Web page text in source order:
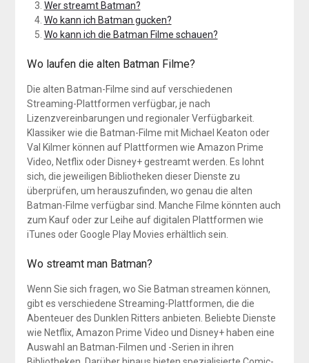
Wer streamt Batman?
Wo kann ich Batman gucken?
Wo kann ich die Batman Filme schauen?
Wo laufen die alten Batman Filme?
Die alten Batman-Filme sind auf verschiedenen
Streaming-Plattformen verfügbar, je nach
Lizenzvereinbarungen und regionaler Verfügbarkeit.
Klassiker wie die Batman-Filme mit Michael Keaton oder
Val Kilmer können auf Plattformen wie Amazon Prime
Video, Netflix oder Disney+ gestreamt werden. Es lohnt
sich, die jeweiligen Bibliotheken dieser Dienste zu
überprüfen, um herauszufinden, wo genau die alten
Batman-Filme verfügbar sind. Manche Filme könnten auch
zum Kauf oder zur Leihe auf digitalen Plattformen wie
iTunes oder Google Play Movies erhältlich sein.
Wo streamt man Batman?
Wenn Sie sich fragen, wo Sie Batman streamen können,
gibt es verschiedene Streaming-Plattformen, die die
Abenteuer des Dunklen Ritters anbieten. Beliebte Dienste
wie Netflix, Amazon Prime Video und Disney+ haben eine
Auswahl an Batman-Filmen und -Serien in ihren